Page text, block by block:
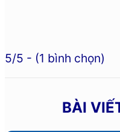
5/5 - (1 bình chọn)
BÀI